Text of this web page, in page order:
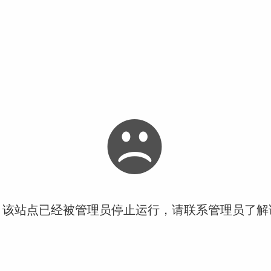
站点已经被管理员停止运行，请联系管理员了